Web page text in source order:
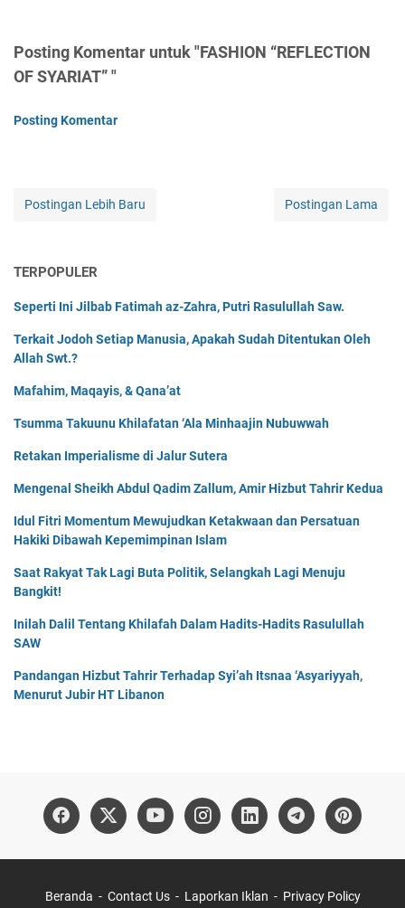
Posting Komentar untuk "FASHION “REFLECTION
OF SYARIAT” "
Posting Komentar
Postingan Lebih Baru Postingan Lama
TERPOPULER
Seperti Ini Jilbab Fatimah az-Zahra, Putri Rasulullah Saw.
Terkait Jodoh Setiap Manusia, Apakah Sudah Ditentukan Oleh
Allah Swt.?
Mafahim, Maqayis, & Qana’at
Tsumma Takuunu Khilafatan ‘Ala Minhaajin Nubuwwah
Retakan Imperialisme di Jalur Sutera
Mengenal Sheikh Abdul Qadim Zallum, Amir Hizbut Tahrir Kedua
Idul Fitri Momentum Mewujudkan Ketakwaan dan Persatuan
Hakiki Dibawah Kepemimpinan Islam
Saat Rakyat Tak Lagi Buta Politik, Selangkah Lagi Menuju
Bangkit!
Inilah Dalil Tentang Khilafah Dalam Hadits-Hadits Rasulullah
SAW
Pandangan Hizbut Tahrir Terhadap Syi’ah Itsnaa ‘Asyariyyah,
Menurut Jubir HT Libanon
Beranda Contact Us Laporkan Iklan Privacy Policy